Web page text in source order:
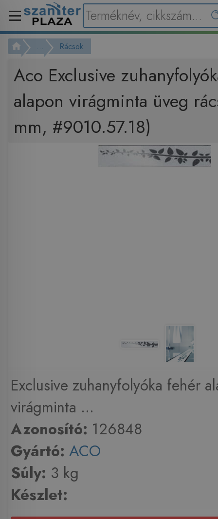
... Rácsok
Aco Exclusive
alapon virágminta üveg
mm, #9010.57.18)
Exclusive zuhanyfolyóka fehér
virágminta ...
Azonosító: 126848
Gyártó: ACO
Súly: 3 kg
Készlet: